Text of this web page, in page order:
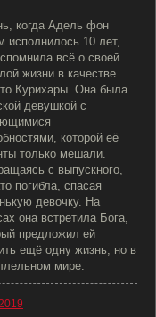
когда Адель фон
исполнилось 10 лет,
всё о своей
жизни в качестве
Курихары. Она была
девушкой с
которой её
только мешали.
с выпускного,
погибла, спасая
девочку. На
она встретила Бога,
предложил ей
ещё одну жизнь, но в
мире.